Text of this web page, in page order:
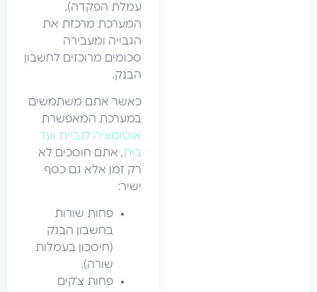
עמלת הפקדה),
המערכת מרכזת את
הגבייה ומעבירה
סכומים מרוכזים לחשבון
הבנק.
כאשר אתם משתמשים
במערכת המאפשרת
אוטומציה לגביית ועד
בית , אתם חוסכים לא
רק זמן אלא גם כסף
ישיר:
פחות שורות
בחשבון הבנק
(חיסכון בעמלות
שורה).
פחות צ'קים